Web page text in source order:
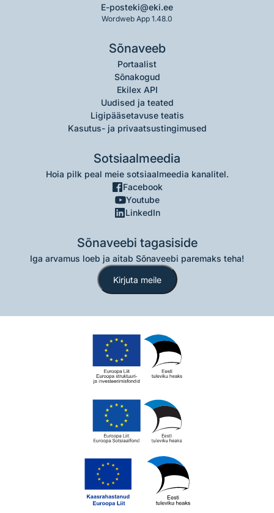
E-posteki@eki.ee
Wordweb App 1.48.0
Sõnaveeb
Portaalist
Sõnakogud
Ekilex API
Uudised ja teated
Ligipääsetavuse teatis
Kasutus- ja privaatsustingimused
Sotsiaalmeedia
Hoia pilk peal meie sotsiaalmeedia kanalitel.
Facebook
Youtube
LinkedIn
Sõnaveebi tagasiside
Iga arvamus loeb ja aitab Sõnaveebi paremaks teha!
Kirjuta meile